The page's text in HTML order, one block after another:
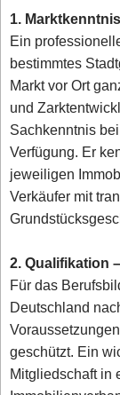
1. Marktkenntnis
Ein
bestimmtes
Markt vor Ort
und
Sachkenntnis
Verfügung. Er
jeweiligen
Verkäufer mit
2. Qualifikation
Für das
Deutschland
geschützt. Ein
Mitgliedschaft in